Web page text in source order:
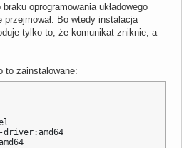
oprogramowania układowego
Bo wtedy instalacja
tylko to, że komunikat zniknie, a
to zainstalowane:
driver:amd64
2.4.97-